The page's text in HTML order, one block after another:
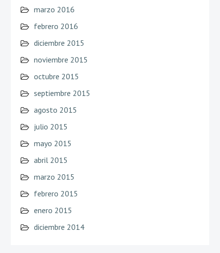
marzo 2016
febrero 2016
diciembre 2015
noviembre 2015
octubre 2015
septiembre 2015
agosto 2015
julio 2015
mayo 2015
abril 2015
marzo 2015
febrero 2015
enero 2015
diciembre 2014